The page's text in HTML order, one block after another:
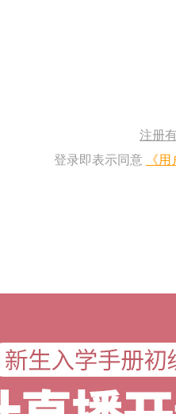
注册
登录即表示同意
《用